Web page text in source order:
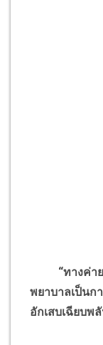
“ทางค่าย แ
พยาบาลเป็นก
อักเสบเฉียบพ